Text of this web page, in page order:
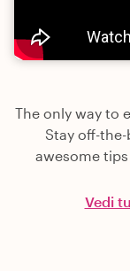
The only way to
Stay off-
awesome
Vedi